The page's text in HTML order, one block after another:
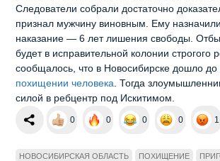
Следователи собрали достаточно
признал мужчину виновным. Ему назначили
наказание — 6 лет лишения свободы.
будет в исправительной колонии строгого
сообщалось, что в Новосибирске дошло до
похищении человека . Тогда
силой в ребцентр под Искитимом.
0 0 0 0 1
НОВОСИБИРСКАЯ ОБЛАСТЬ ПОХИЩЕНИЕ